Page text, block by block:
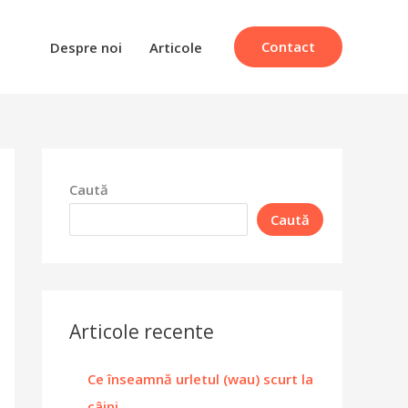
Despre noi Articole Contact
Caută
Caută
Articole recente
Ce înseamnă urletul (wau) scurt la